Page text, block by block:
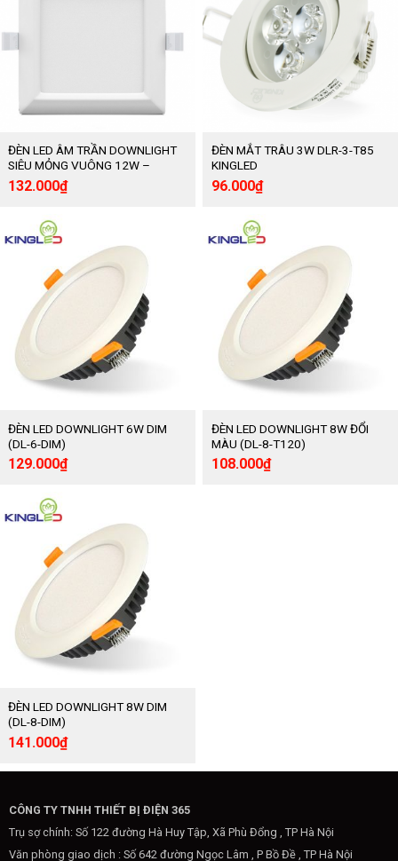
ĐÈN LED ÂM TRẦN DOWNLIGHT
SIÊU MỎNG VUÔNG 12W –
KINGLED
Giá
220.000₫.
132.000₫Giá
hiện
132.000₫.
ĐÈN MẮT TRÂU 3W DLR-3-T85
KINGLED
Giá
160.000₫.
96.000₫Giá
hiện
96.000₫.
ĐÈN LED DOWNLIGHT 6W DIM
(DL-6-DIM)
Giá
215.000₫.
129.000₫Giá
129.000₫.
ĐÈN LED DOWNLIGHT 8W ĐỔI
MÀU (DL-8-T120)
Giá
108.000₫Giá
ĐÈN LED DOWNLIGHT 8W DIM
(DL-8-DIM)
Giá
là:
141.000₫Giá
hiện
tại
CÔNG TY TNHH THIẾT BỊ ĐIỆN 365
Trụ sợ chính: Số 122 đường Hà Huy Tập, Xã Phù Đổng , TP Hà Nội
Văn phòng giao dịch : Số 642 đường Ngọc Lâm , P Bồ Đề , TP Hà Nội